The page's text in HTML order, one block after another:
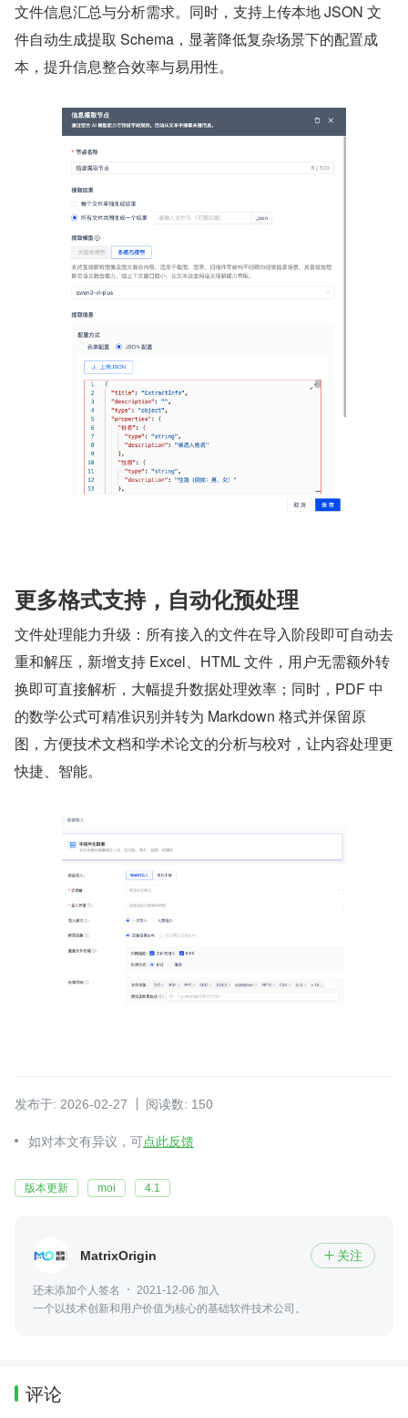
文件信息汇总与分析需求。同时，支持上传本地 JSON 文
件自动生成提取 Schema，显著降低复杂场景下的配置成
本，提升信息整合效率与易用性。
更多格式支持，自动化预处理
文件处理能力升级：所有接入的文件在导入阶段即可自动去
重和解压，新增支持 Excel、HTML 文件，用户无需额外转
换即可直接解析，大幅提升数据处理效率；同时，PDF 中
的数学公式可精准识别并转为 Markdown 格式并保留原
图，方便技术文档和学术论文的分析与校对，让内容处理更
快捷、智能。
发布于: 2026-02-27 阅读数: 150
如对本文有异议，可点此反馈
版本更新 moi 4.1
MatrixOrigin  关注
还未添加个人签名
2021-12-06 加入
一个以技术创新和用户价值为核心的基础软件技术公司。
评论